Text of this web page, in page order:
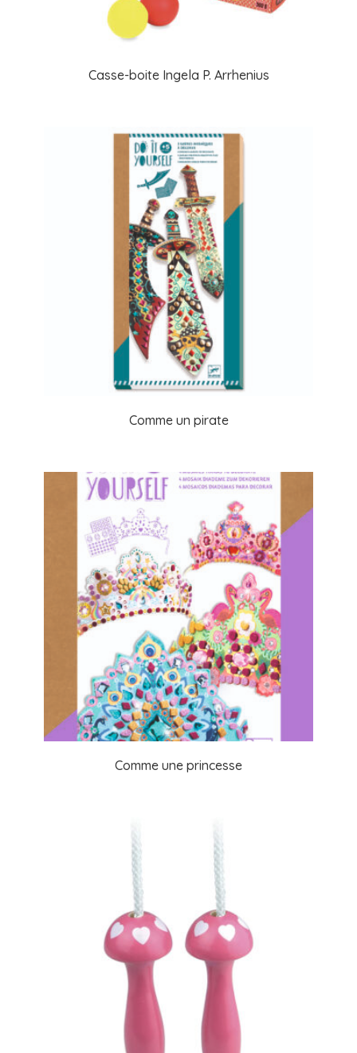
Casse-boite Ingela P. Arrhenius
Comme un pirate
Comme une princesse